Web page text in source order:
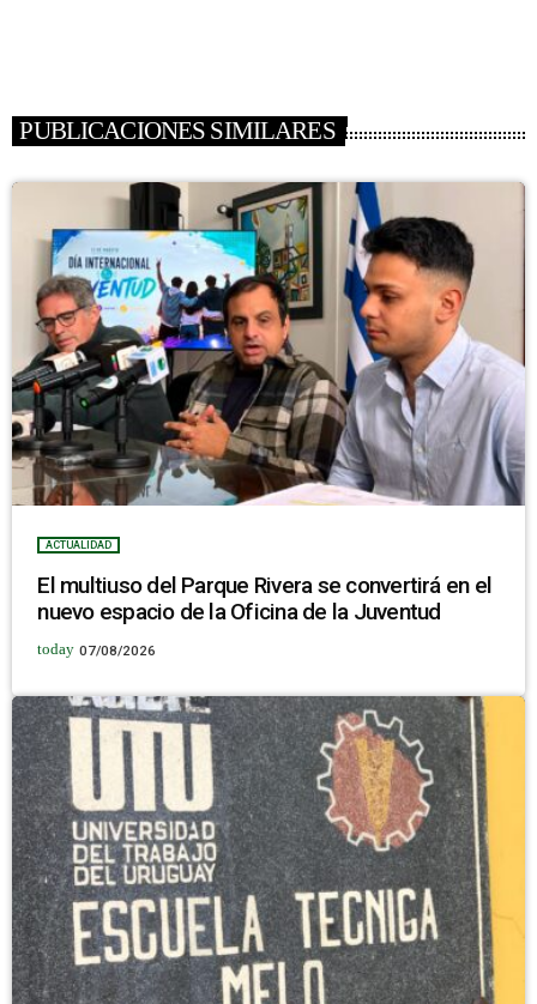
PUBLICACIONES SIMILARES
ACTUALIDAD
El multiuso del Parque Rivera se convertirá en el
nuevo espacio de la Oficina de la Juventud
today 07/08/2026